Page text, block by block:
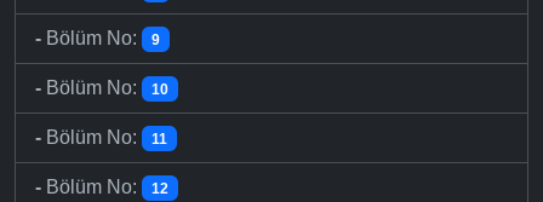
- Bölüm No: 9
- Bölüm No: 10
- Bölüm No: 11
- Bölüm No: 12